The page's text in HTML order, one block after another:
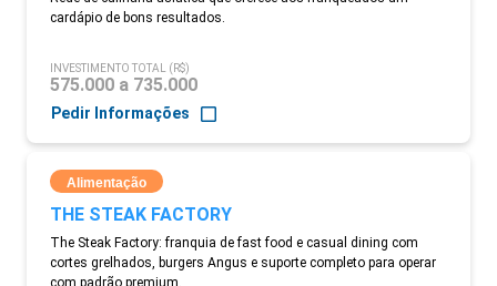
cardápio de bons resultados.
INVESTIMENTO TOTAL (R$)
575.000 a 735.000
Pedir Informações
Alimentação
THE STEAK FACTORY
The Steak Factory: franquia de fast food e casual dining com
cortes grelhados, burgers Angus e suporte completo para operar
com padrão premium.